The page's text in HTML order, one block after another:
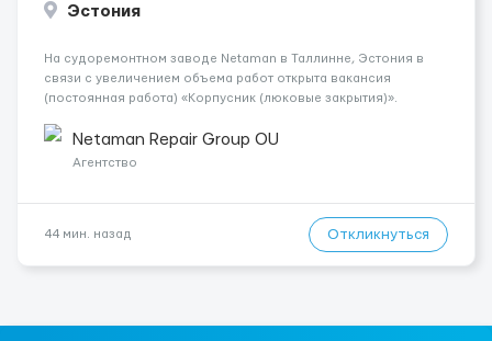
Эстония
На судоремонтном заводе Netaman в Таллинне, Эстония в
связи с увеличением объема работ открыта вакансия
(постоянная работа) «Корпусник (люковые закрытия)».
люковым закрытиям: замена уплотнительной резины ремонт
корпусных кон...
Netaman Repair Group OU
Агентство
44 мин. назад Откликнуться